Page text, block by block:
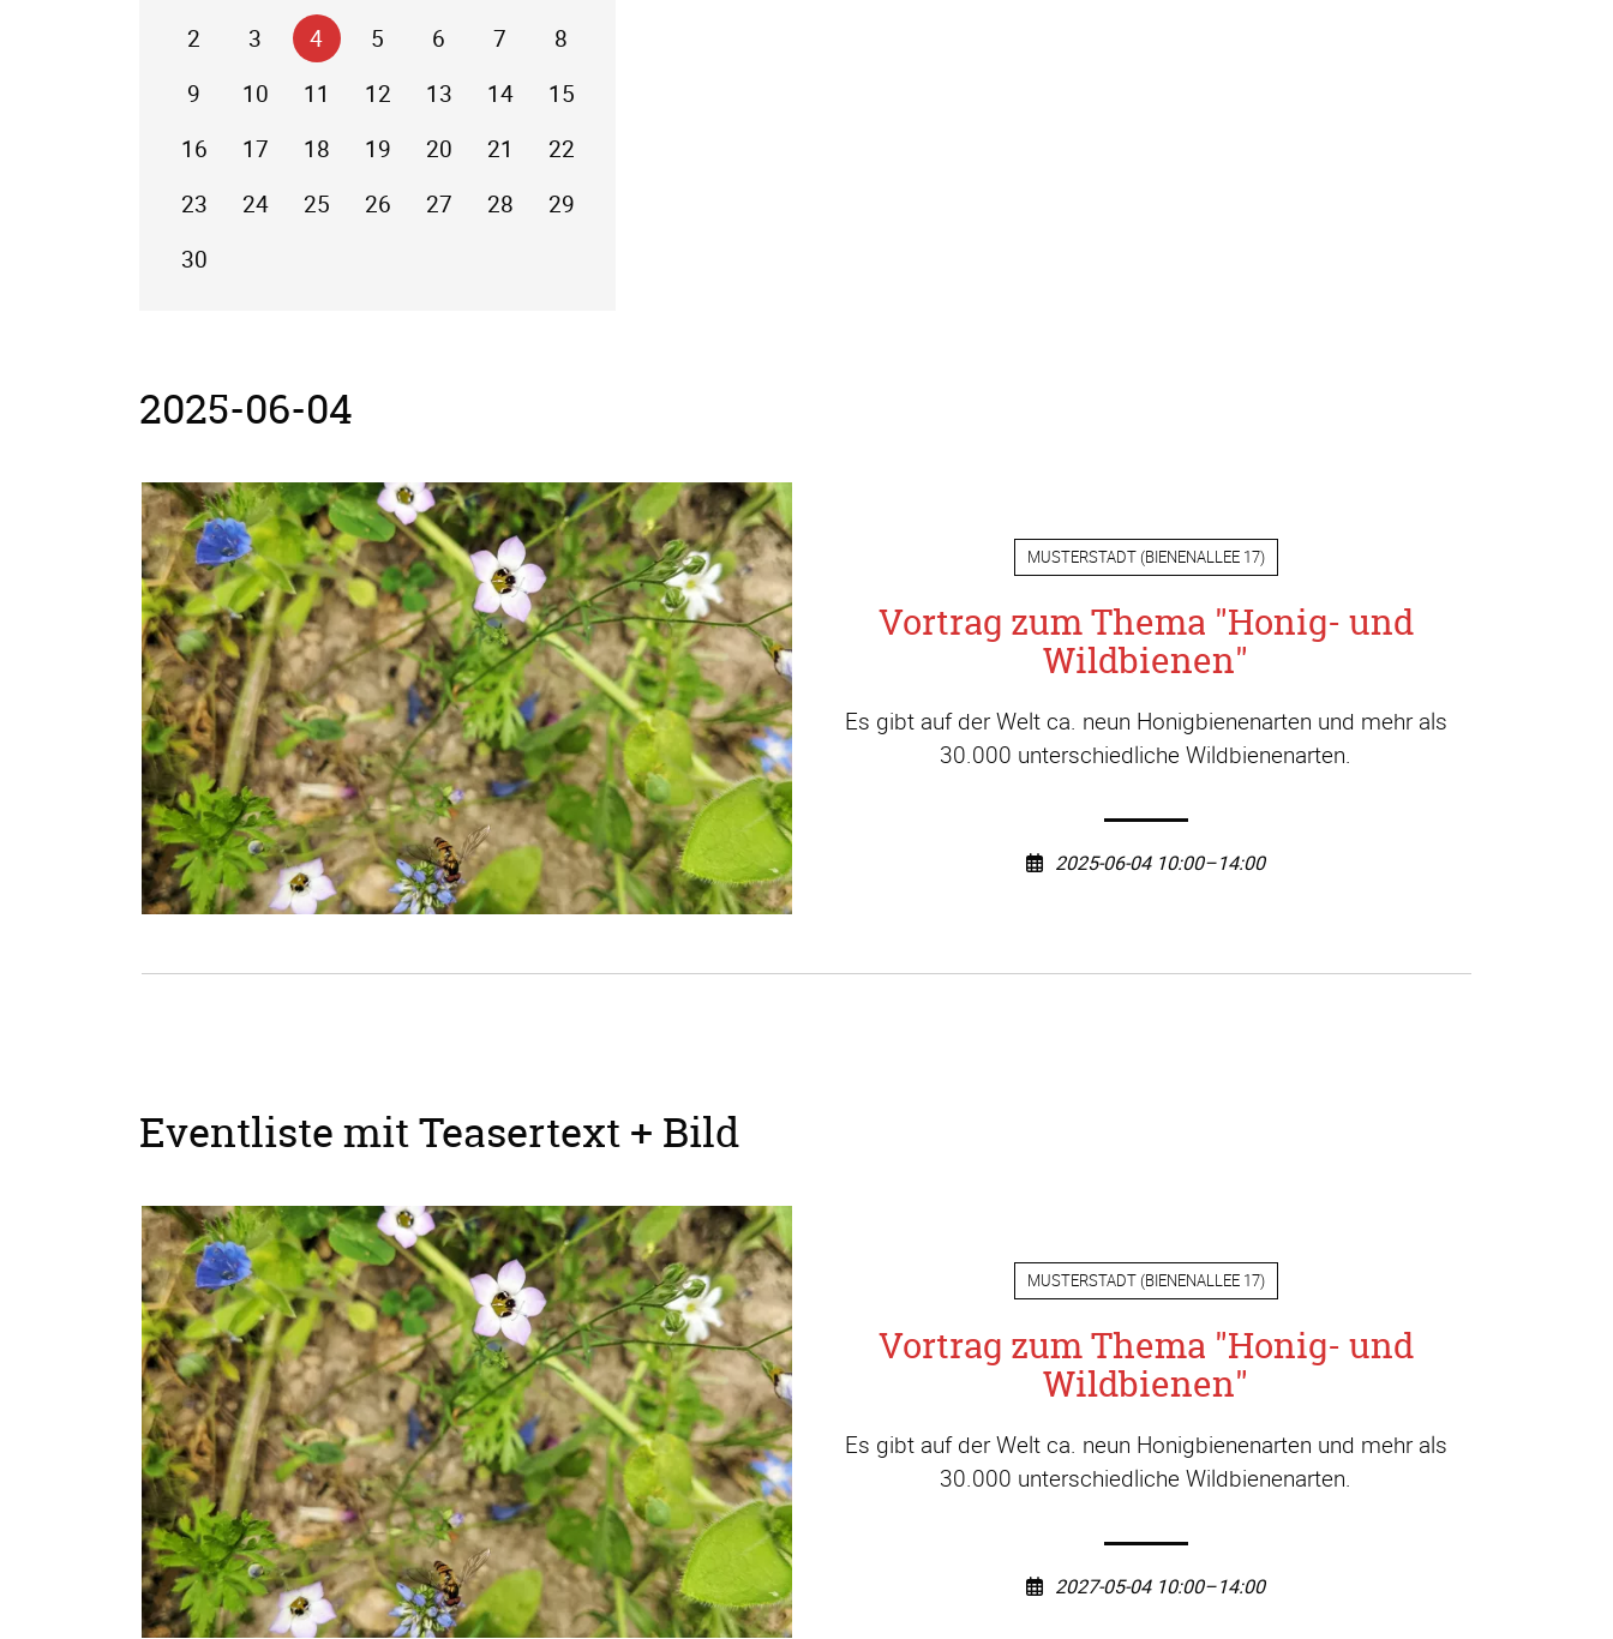
2
3 4 5 6 7
8
9
10 11 12 13 14
15
16
17 18 19 20 21
22
23
24 25 26 27 28
29
30
2025-06-04
MUSTERSTADT(BIENENALLEE 17)
Vortrag zum Thema "Honig- und
Wildbienen"
Es gibt auf der Welt ca. neun Honigbienenarten und mehr als
30.000 unterschiedliche Wildbienenarten.
2025-06-04 10:00–14:00
Eventliste mit Teasertext + Bild
MUSTERSTADT(BIENENALLEE 17)
Vortrag zum Thema "Honig- und
Wildbienen"
Es gibt auf der Welt ca. neun Honigbienenarten und mehr als
30.000 unterschiedliche Wildbienenarten.
2027-05-04 10:00–14:00